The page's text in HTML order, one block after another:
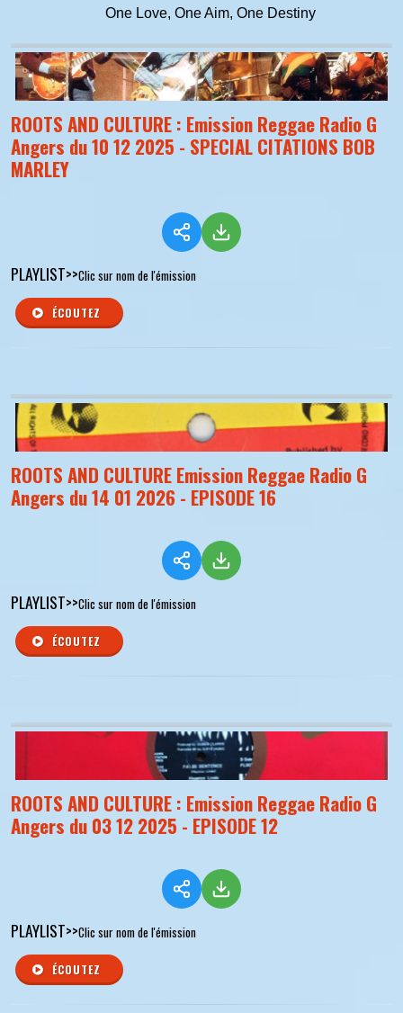
One Love, One Aim, One Destiny
ROOTS AND CULTURE : Emission Reggae Radio G
Angers du 10 12 2025 - SPECIAL CITATIONS BOB
MARLEY
PLAYLIST>>Clic sur nom de l'émission
ÉCOUTEZ
ROOTS AND CULTURE Emission Reggae Radio G
Angers du 14 01 2026 - EPISODE 16
PLAYLIST>>Clic sur nom de l'émission
ÉCOUTEZ
ROOTS AND CULTURE : Emission Reggae Radio G
Angers du 03 12 2025 - EPISODE 12
PLAYLIST>>Clic sur nom de l'émission
ÉCOUTEZ